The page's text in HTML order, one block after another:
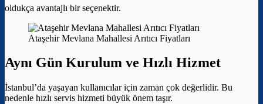
oldukça avantajlı bir seçenektir.
Ataşehir Mevlana Mahallesi Arıtıcı Fiyatları
Aynı Gün Kurulum ve Hızlı Hizmet
İstanbul’da yaşayan kullanıcılar için zaman çok değerlidir. Bu
nedenle hızlı servis hizmeti büyük önem taşır.